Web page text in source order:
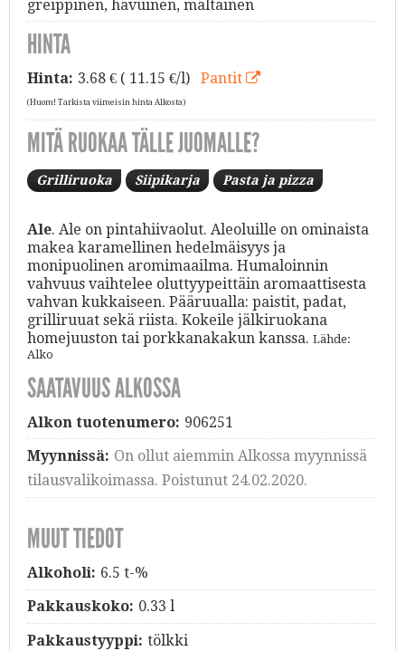
greippinen, havuinen, maltainen
HINTA
Hinta: 3.68€ ( 11.15 €/l) Pantit
(Huom! Tarkista viimeisin hinta Alkosta)
MITÄ RUOKAA TÄLLE JUOMALLE?
Grilliruoka Siipikarja Pasta ja pizza
Ale. Ale on pintahiivaolut. Aleoluille on ominaista
makea karamellinen hedelmäisyys ja
monipuolinen aromimaailma. Humaloinnin
vahvuus vaihtelee oluttyypeittäin aromaattisesta
vahvan kukkaiseen. Pääruualla: paistit, padat,
grilliruuat sekä riista. Kokeile jälkiruokana
homejuuston tai porkkanakakun kanssa. Lähde:
Alko
SAATAVUUS ALKOSSA
Alkon tuotenumero: 906251
Myynnissä: On ollut aiemmin Alkossa myynnissä
tilausvalikoimassa. Poistunut 24.02.2020.
MUUT TIEDOT
Alkoholi: 6.5 t-%
Pakkauskoko: 0.33 l
Pakkaustyyppi: tölkki